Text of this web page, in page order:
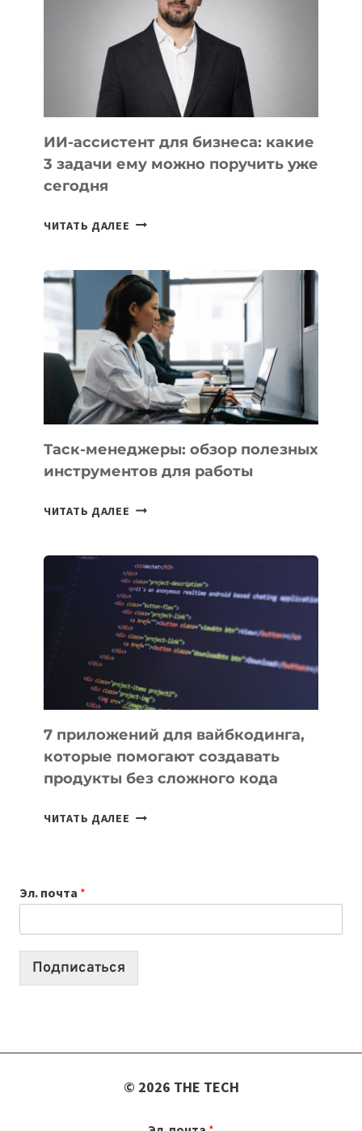
МЕСТО
НА
МЕЖДУНАРОДНОЙ
ОЛИМПИАДЕ
ИИ
ИИ-ассистент для бизнеса: какие
3 задачи ему можно поручить уже
сегодня
ЧИТАТЬ ДАЛЕЕ ИИ-
БИЗНЕСА:
КАКИЕ
3
ЗАДАЧИ
ЕМУ
МОЖНО
ПОРУЧИТЬ
УЖЕ
СЕГОДНЯ
Таск-менеджеры: обзор полезных
инструментов для работы
ЧИТАТЬ ДАЛЕЕ ТАСК-
ПОЛЕЗНЫХ
ИНСТРУМЕНТОВ
ДЛЯ
РАБОТЫ
7 приложений для вайбкодинга,
которые помогают создавать
продукты без сложного кода
ЧИТАТЬ ДАЛЕЕ
СОЗДАВАТЬ
ПРОДУКТЫ
Эл. почта *
Подписаться
© 2026 THE TECH